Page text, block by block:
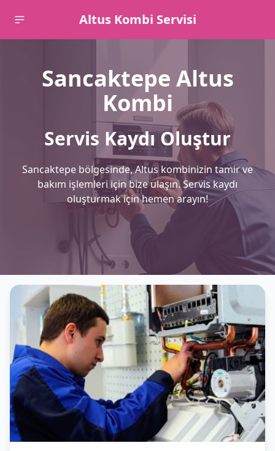
Altus Kombi Servisi
Sancaktepe Altus
Kombi
Servis Kaydı Oluştur
Sancaktepe bölgesinde, Altus kombinizin tamir ve
bakım işlemleri için bize ulaşın. Servis kaydı
oluşturmak için hemen arayın!